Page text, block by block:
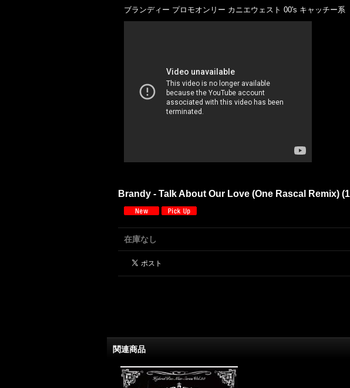
ブランディー プロモオンリー カニエウェスト 00's キャッチー系
Brandy - Talk About Our Love (One Rascal Remix)
在庫なし
関連商品